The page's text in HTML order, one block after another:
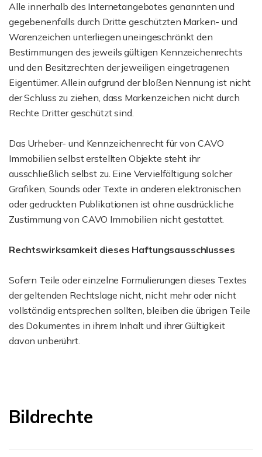
Alle innerhalb des Internetangebotes genannten und
gegebenenfalls durch Dritte geschützten Marken- und
Warenzeichen unterliegen uneingeschränkt den
Bestimmungen des jeweils gültigen Kennzeichenrechts
und den Besitzrechten der jeweiligen eingetragenen
Eigentümer. Allein aufgrund der bloßen Nennung ist nicht
der Schluss zu ziehen, dass Markenzeichen nicht durch
Rechte Dritter geschützt sind.
Das Urheber- und Kennzeichenrecht für von CAVO
Immobilien selbst erstellten Objekte steht ihr
ausschließlich selbst zu. Eine Vervielfältigung solcher
Grafiken, Sounds oder Texte in anderen elektronischen
oder gedruckten Publikationen ist ohne ausdrückliche
Zustimmung von CAVO Immobilien nicht gestattet.
Rechtswirksamkeit dieses Haftungsausschlusses
Sofern Teile oder einzelne Formulierungen dieses Textes
der geltenden Rechtslage nicht, nicht mehr oder nicht
vollständig entsprechen sollten, bleiben die übrigen Teile
des Dokumentes in ihrem Inhalt und ihrer Gültigkeit
davon unberührt.
Bildrechte